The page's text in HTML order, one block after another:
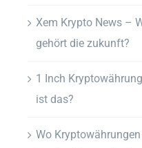
Xem Krypto News –
gehört die zukunft?
1 Inch
ist das?
Wo